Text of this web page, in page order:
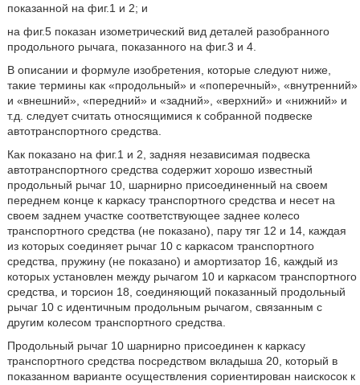
показанной на фиг.1 и 2; и
на фиг.5 показан изометрический вид деталей разобранного
продольного рычага, показанного на фиг.3 и 4.
В описании и формуле изобретения, которые следуют ниже,
такие термины как «продольный» и «поперечный», «внутренний»
и «внешний», «передний» и «задний», «верхний» и «нижний» и
т.д. следует считать относящимися к собранной подвеске
автотранспортного средства.
Как показано на фиг.1 и 2, задняя независимая подвеска
автотранспортного средства содержит хорошо известный
продольный рычаг 10, шарнирно присоединенный на своем
переднем конце к каркасу транспортного средства и несет на
своем заднем участке соответствующее заднее колесо
транспортного средства (не показано), пару тяг 12 и 14, каждая
из которых соединяет рычаг 10 с каркасом транспортного
средства, пружину (не показано) и амортизатор 16, каждый из
которых установлен между рычагом 10 и каркасом транспортного
средства, и торсион 18, соединяющий показанный продольный
рычаг 10 с идентичным продольным рычагом, связанным с
другим колесом транспортного средства.
Продольный рычаг 10 шарнирно присоединен к каркасу
транспортного средства посредством вкладыша 20, который в
показанном варианте осуществления сориентирован наискосок к